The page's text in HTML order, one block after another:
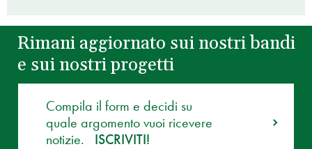
Rimani aggiornato sui nostri bandi
e sui nostri progetti
Compila il form e decidi su
quale argomento vuoi ricevere
notizie.
ISCRIVITI!